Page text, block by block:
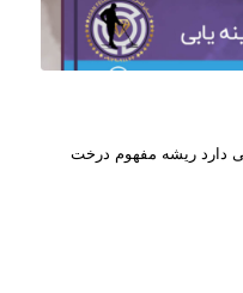
دارد ریشه مفهوم درخت